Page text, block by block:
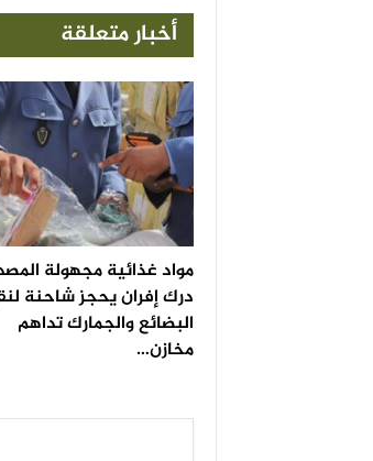
أخبار متعلقة
مواد غذائية مجهولة
درك إفران يحجز شاحنة
البضائع والجمارك تداهم
مخازن…